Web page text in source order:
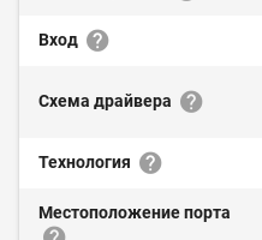
Вход
Схема драйвера
Технология
Местоположение порта